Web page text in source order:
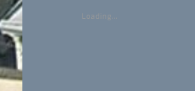
h
Loading...